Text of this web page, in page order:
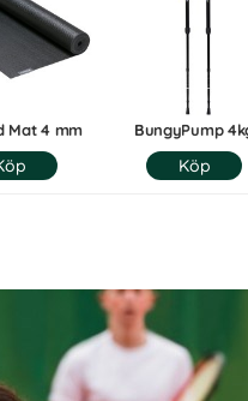
Mat 4 mm BungyPump